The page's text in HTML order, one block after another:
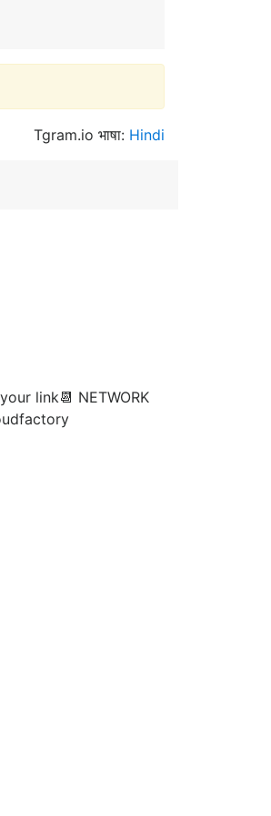
Tgram.io भाषा: Hindi
link📆 NETWORK